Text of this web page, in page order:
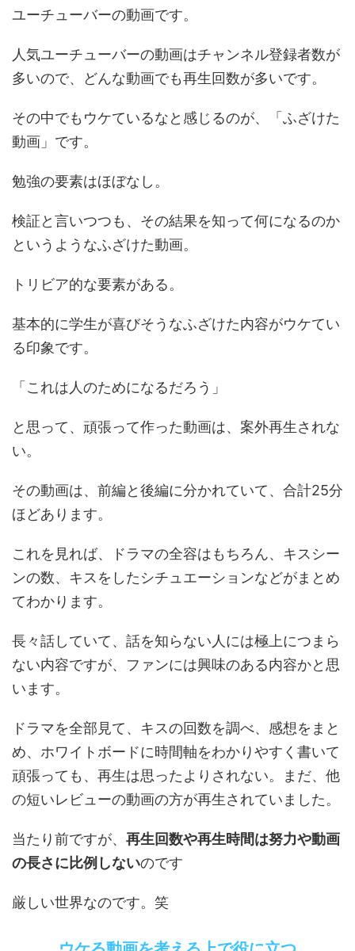
ユーチューバーの動画です。
人気ユーチューバーの動画はチャンネル登録者数が
多いので、どんな動画でも再生回数が多いです。
その中でもウケているなと感じるのが、「ふざけた
動画」です。
勉強の要素はほぼなし。
検証と言いつつも、その結果を知って何になるのか
というようなふざけた動画。
トリビア的な要素がある。
基本的に学生が喜びそうなふざけた内容がウケてい
る印象です。
「これは人のためになるだろう」
と思って、頑張って作った動画は、案外再生されな
い。
その動画は、前編と後編に分かれていて、合計25分
ほどあります。
これを見れば、ドラマの全容はもちろん、キスシー
ンの数、キスをしたシチュエーションなどがまとめ
てわかります。
長々話していて、話を知らない人には極上につまら
ない内容ですが、ファンには興味のある内容かと思
います。
ドラマを全部見て、キスの回数を調べ、感想をまと
め、ホワイトボードに時間軸をわかりやすく書いて
頑張っても、再生は思ったよりされない。まだ、他
の短いレビューの動画の方が再生されていました。
当たり前ですが、 再生回数や再生時間は努力や動画
の長さに比例しないのです
厳しい世界なのです。笑